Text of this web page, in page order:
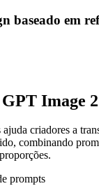
baseado em
Image
criadores a
combinando
prompts